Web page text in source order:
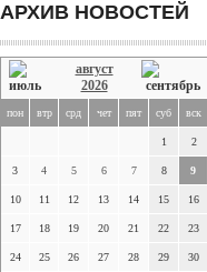
АРХИВ НОВОСТЕЙ
август
2026
пон втр срд чет пят суб вск
1 2
3 4 5 6 7 8 9
10 11 12 13 14 15 16
17 18 19 20 21 22 23
24 25 26 27 28 29 30